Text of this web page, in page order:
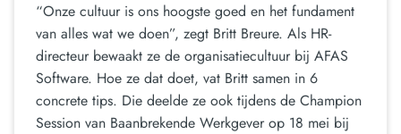
“Onze cultuur is ons hoogste goed en het fundament
van alles wat we doen”, zegt Britt Breure. Als HR-
directeur bewaakt ze de organisatiecultuur bij AFAS
Software. Hoe ze dat doet, vat Britt samen in 6
concrete tips. Die deelde ze ook tijdens de Champion
Session van Baanbrekende Werkgever op 18 mei bij